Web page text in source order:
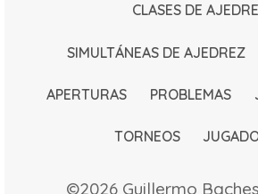
CLASES DE
SIMULTÁNEAS DE AJEDREZ
APERTURAS PROBLEMAS
TORNEOS
©2026 Guillermo